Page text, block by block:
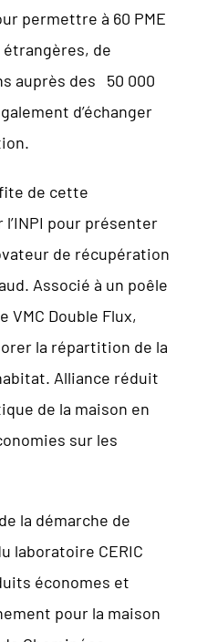
permettre à 60 PME
de
auprès des 50 000
d’échanger
de cette
pour présenter
de récupération
Associé à un poêle
VMC Double Flux,
la répartition de la
Alliance réduit
de la maison en
sur les
la démarche de
laboratoire CERIC
économes et
pour la maison